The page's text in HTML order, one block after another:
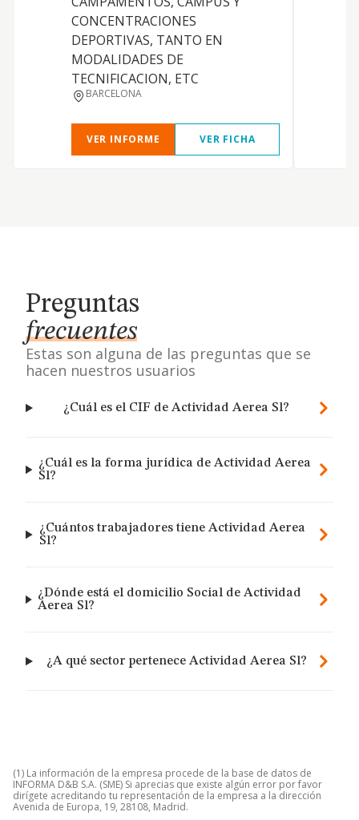
CONCENTRACIONES
DEPORTIVAS, TANTO EN
MODALIDADES DE
TECNIFICACION, ETC
BARCELONA
VER INFORME VER FICHA
Preguntas
frecuentes
Estas son alguna de las preguntas que se
hacen nuestros usuarios
¿Cuál es el CIF de Actividad Aerea Sl?
¿Cuál es la forma jurídica de Actividad Aerea
Sl?
¿Cuántos trabajadores tiene Actividad Aerea
Sl?
¿Dónde está el domicilio Social de Actividad
Aerea Sl?
¿A qué sector pertenece Actividad Aerea Sl?
(1) La información de la empresa procede de la base de datos de
INFORMA D&B S.A. (SME) Si aprecias que existe algún error por favor
dirígete acreditando tu representación de la empresa a la dirección
Avenida de Europa, 19, 28108, Madrid.